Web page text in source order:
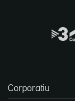
Corporatiu